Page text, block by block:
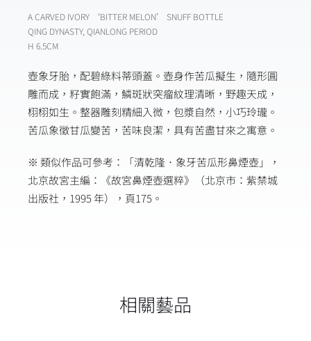
A CARVED IVORY ‘BITTER MELON’ SNUFF BOTTLE
QING DYNASTY, QIANLONG PERIOD
H 6.5CM
壺象牙胎，配碧綠料蒂頭蓋。壺身作苦瓜擬生，隨形圓
雕而成，籽實飽滿，鱗斑狀突瘤紋理清晰，野趣天成，
栩栩如生。整器雕刻精細入微，包漿自然，小巧玲瓏。
苦瓜象徵甘瓜變苦，苦味良潔，具有苦盡甘來之寓意。
※ 類似作品可參考：「清乾隆．象牙苦瓜形鼻煙壺」，
北京故宮主編：《故宮鼻煙壺選粹》（北京市：紫禁城
出版社，1995 年），頁175。
相關藝品